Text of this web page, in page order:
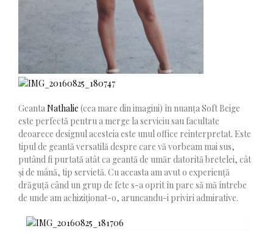
GeantaNathalie (cea mare din imagini) în nuanța Soft Beige
este perfectă pentru a merge la serviciu sau facultate
deoarece designul acesteia este unul office reinterpretat. Este
tipul de geantă versatilă despre care vă vorbeam mai sus,
putând fi purtată atât ca geantă de umăr datorită bretelei, cât
și de mână, tip servietă. Cu aceasta am avut o experiență
drăguță când un grup de fete s-a oprit în parc să mă întrebe
de unde am achiziționat-o, aruncandu-i priviri admirative.